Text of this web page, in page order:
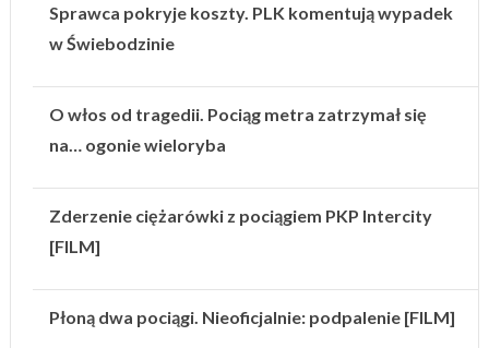
Sprawca pokryje koszty. PLK komentują wypadek
w Świebodzinie
O włos od tragedii. Pociąg metra zatrzymał się
na… ogonie wieloryba
Zderzenie ciężarówki z pociągiem PKP Intercity
[FILM]
Płoną dwa pociągi. Nieoficjalnie: podpalenie [FILM]